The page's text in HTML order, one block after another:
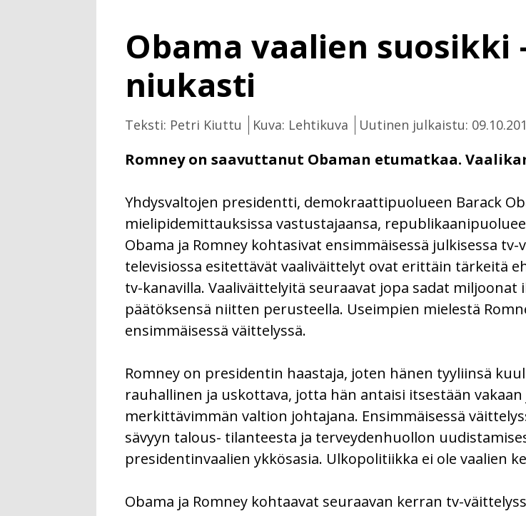
Obama vaalien suosikki
niukasti
Teksti: Petri Kiuttu Kuva: Lehtikuva Uutinen julkaistu:
Romney on saavuttanut Obaman etumatkaa.
Yhdysvaltojen presidentti, demokraattipuolueen Barack
mielipidemittauksissa vastustajaansa,
Obama ja Romney kohtasivat ensimmäisessä julkisessa
televisiossa esitettävät vaaliväittelyt ovat erittäin tärkeitä
tv-kanavilla. Vaaliväittelyitä seuraavat jopa sadat
päätöksensä niitten perusteella. Useimpien mielestä
ensimmäisessä väittelyssä.
Romney on presidentin haastaja, joten hänen tyyliinsä
rauhallinen ja uskottava, jotta hän antaisi itsestään
merkittävimmän valtion johtajana. Ensimmäisessä
sävyyn talous- tilanteesta ja terveydenhuollon
presidentinvaalien ykkösasia. Ulkopolitiikka ei ole vaalien
Obama ja Romney kohtaavat seuraavan kerran tv-